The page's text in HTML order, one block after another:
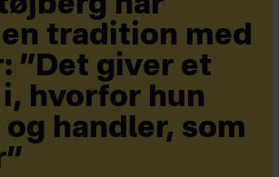
tradition med
”Det giver et
hvorfor hun
handler, som